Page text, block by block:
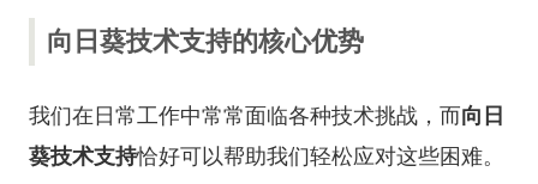
向日葵技术支持的核心优势
我们在日常工作中常常面临各种技术挑战，而向日
葵技术支持恰好可以帮助我们轻松应对这些困难。